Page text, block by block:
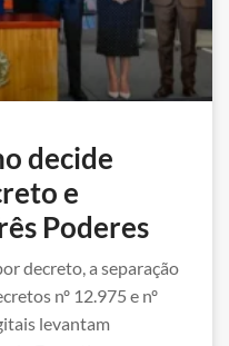
decide
e
Poderes
decreto, a separação
nº 12.975 e nº
levantam